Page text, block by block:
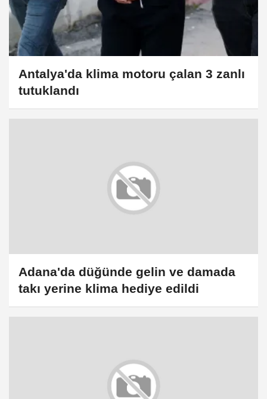
Antalya'da klima motoru çalan 3 zanlı
tutuklandı
Adana'da düğünde gelin ve damada
takı yerine klima hediye edildi